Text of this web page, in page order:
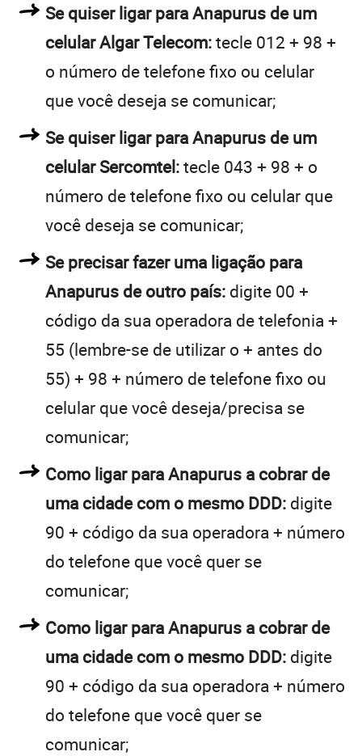
Se quiser ligar para Anapurus de um
celular Algar Telecom:tecle 012 + 98 +
o número de telefone fixo ou celular
que você deseja se comunicar;
Se quiser ligar para Anapurus de um
celular Sercomtel:tecle 043 + 98 + o
número de telefone fixo ou celular que
você deseja se comunicar;
Se precisar fazer uma ligação para
Anapurus de outro país: digite 00 +
código da sua operadora de telefonia +
55 (lembre-se de utilizar o + antes do
55) + 98 + número de telefone fixo ou
celular que você deseja/precisa se
comunicar;
Como ligar para Anapurus a cobrar de
uma cidade com o mesmo DDD: digite
90 + código da sua operadora + número
do telefone que você quer se
comunicar;
Como ligar para Anapurus a cobrar de
uma cidade com o mesmo DDD: digite
90 + código da sua operadora + número
do telefone que você quer se
comunicar;